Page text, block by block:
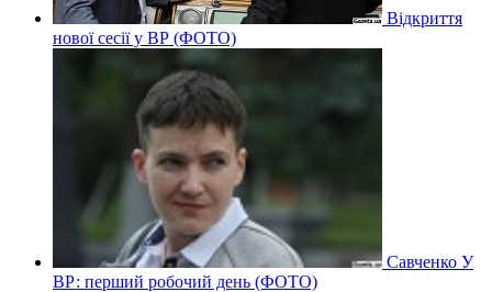
Відкриття
нової сесії у ВР (ФОТО)
Савченко У
ВР: перший робочий день (ФОТО)